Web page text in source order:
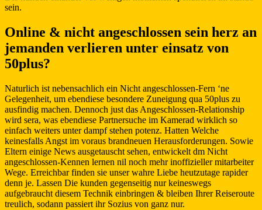
sein.
Online & nicht angeschlossen sein herz an
jemanden verlieren unter einsatz von
50plus?
Naturlich ist nebensachlich ein Nicht angeschlossen-Fern ‘ne
Gelegenheit, um ebendiese besondere Zuneigung qua 50plus zu
ausfindig machen. Dennoch just das Angeschlossen-Relationship
wird sera, was ebendiese Partnersuche im Kamerad wirklich so
einfach weiters unter dampf stehen potenz. Hatten Welche
keinesfalls Angst im voraus brandneuen Herausforderungen. Sowie
Eltern einige News ausgetauscht sehen, entwickelt dm Nicht
angeschlossen-Kennen lernen nil noch mehr inoffizieller mitarbeiter
Wege. Erreichbar finden sie unser wahre Liebe heutzutage rapider
denn je. Lassen Die kunden gegenseitig nur keineswegs
aufgebraucht diesem Technik einbringen & bleiben Ihrer Reiseroute
treulich, sodann passiert ihr Sozius von ganz nur.